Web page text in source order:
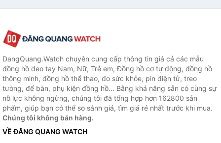
DangQuang.Watch chuyên cung cấp thông tin giá cả các mẫu
đồng hồ đeo tay Nam, Nữ, Trẻ em, Đồng hồ cơ tự động, đồng hồ
thông minh, đồng hồ thể thao, đo sức khỏe, pin điện tử, treo
tường, để bàn, phụ kiện đồng hồ... Bằng khả năng sẵn có cùng sự
nỗ lực không ngừng, chúng tôi đã tổng hợp hơn 162800 sản
phẩm, giúp bạn có thể so sánh giá, tìm giá rẻ nhất trước khi mua.
Chúng tôi không bán hàng.
VỀ ĐĂNG QUANG WATCH